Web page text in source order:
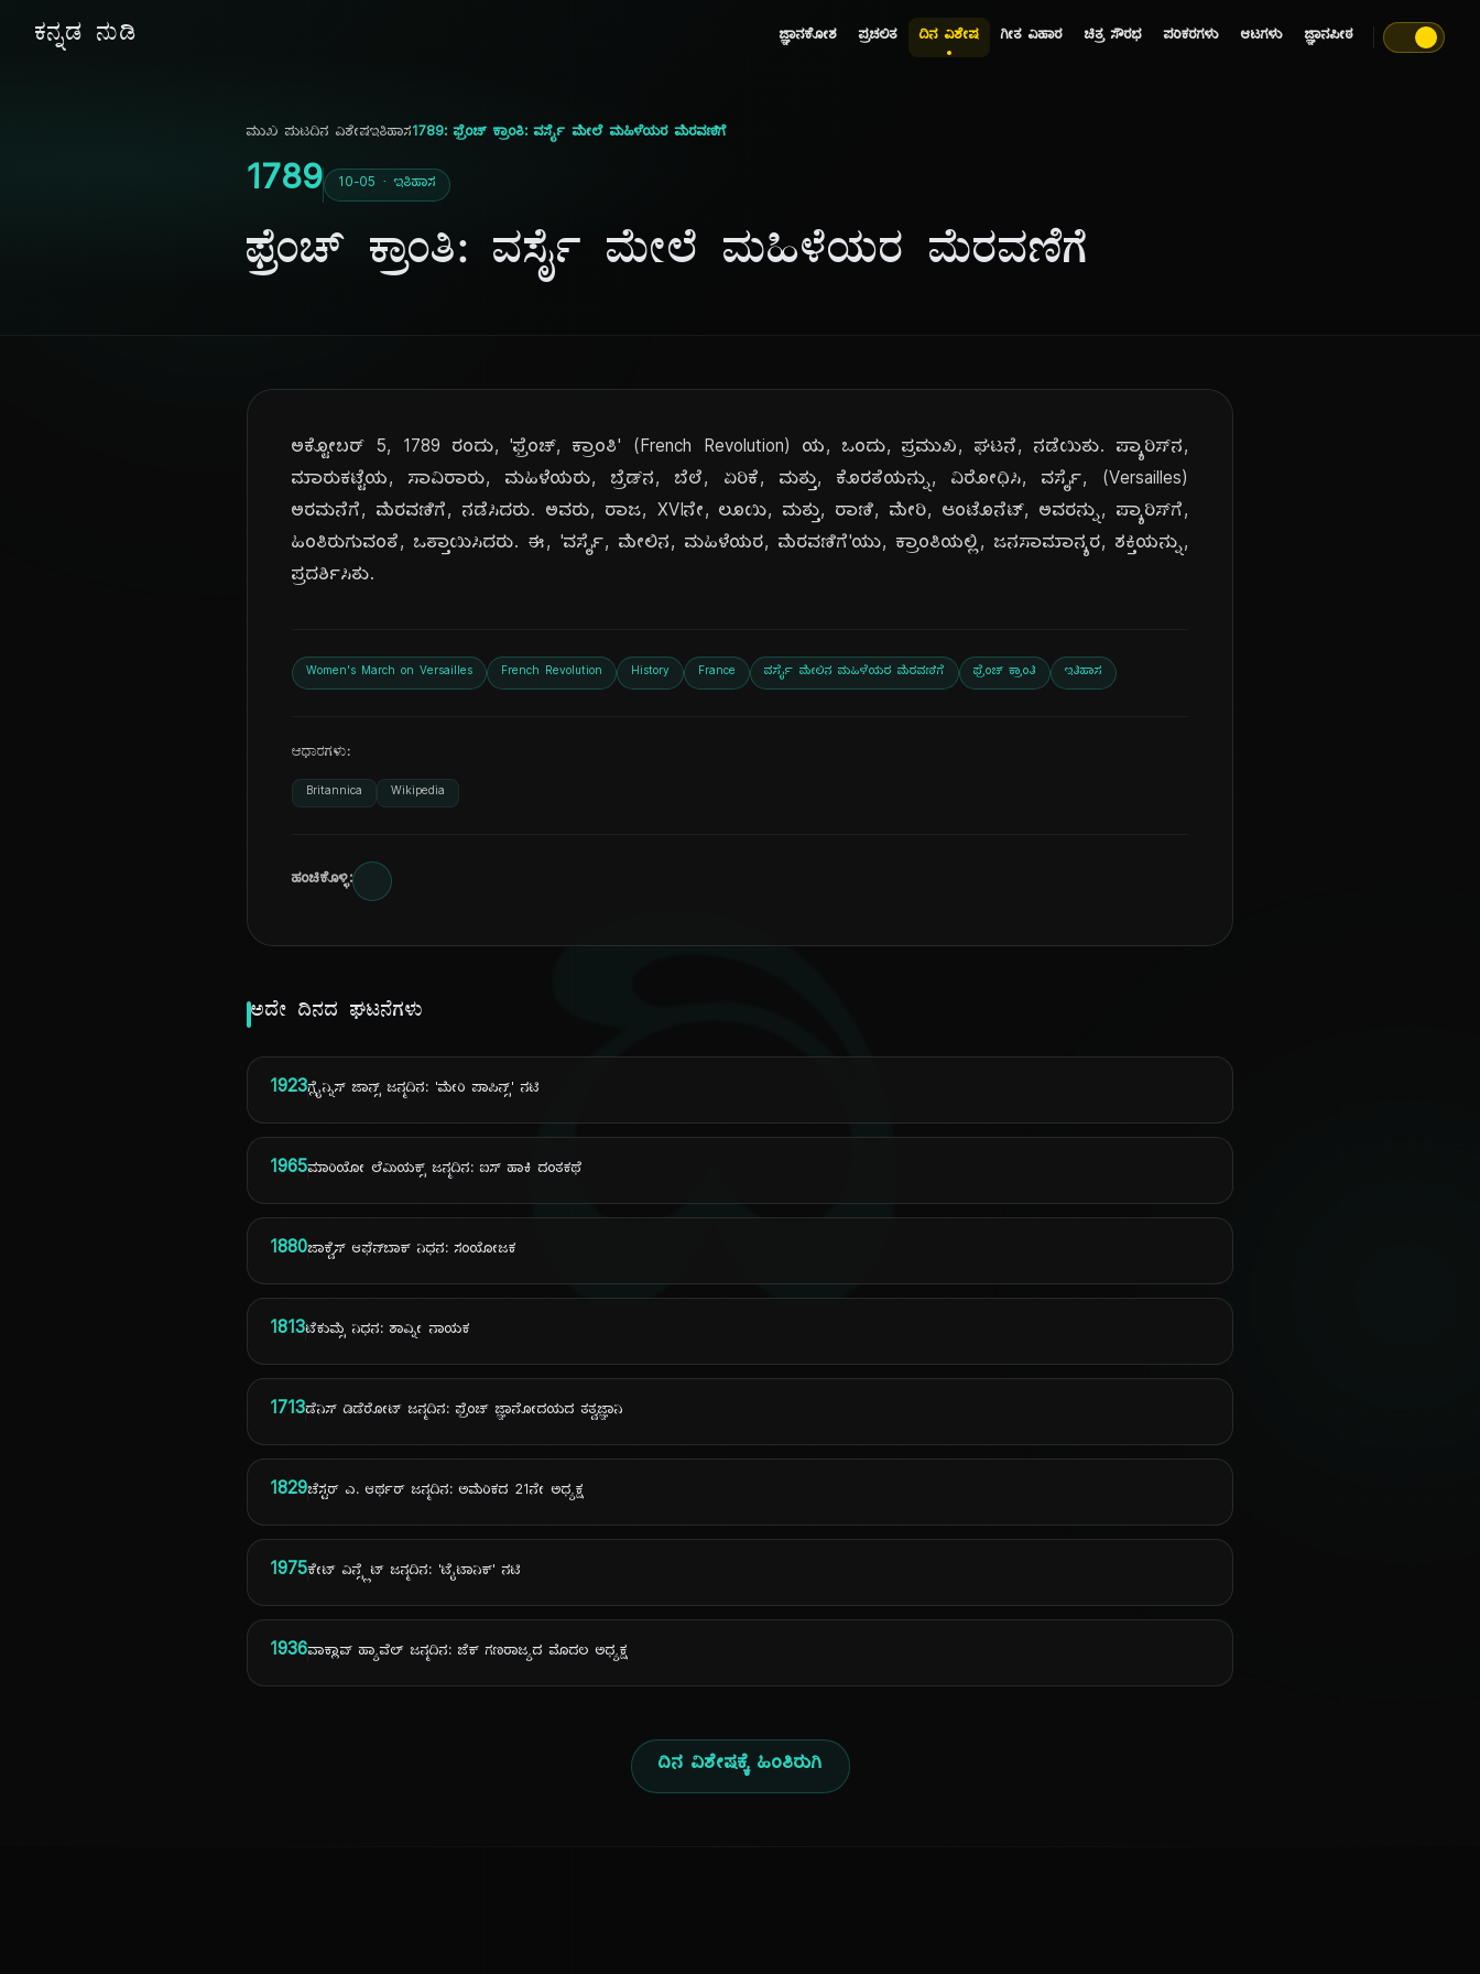
ಕನ್ನಡ ನುಡಿ ಜ್ಞಾನಕೋಶ ಪ್ರಚಲಿತ ದಿನ ವಿಶೇಷ ಗೀತ ವಿಹಾರ ಚಿತ್ರ ಸೌರಭ ಪರಿಕರಗಳು ಆಟಗಳು ಜ್ಞಾನಪೀಠ
ದಿ
ಮುಖ ಪುಟದಿನ ವಿಶೇಷಇತಿಹಾಸ1789: ಫ್ರೆಂಚ್ ಕ್ರಾಂತಿ: ವರ್ಸೈ ಮೇಲೆ ಮಹಿಳೆಯರ ಮೆರವಣಿಗೆ
1789 10-05 · ಇತಿಹಾಸ
ಫ್ರೆಂಚ್ ಕ್ರಾಂತಿ: ವರ್ಸೈ ಮೇಲೆ ಮಹಿಳೆಯರ ಮೆರವಣಿಗೆ
ಅಕ್ಟೋಬರ್ 5, 1789 ರಂದು, 'ಫ್ರೆಂಚ್, ಕ್ರಾಂತಿ' (French Revolution) ಯ, ಒಂದು, ಪ್ರಮುಖ, ಘಟನೆ, ನಡೆಯಿತು. ಪ್ಯಾರಿಸ್‌ನ,
ಮಾರುಕಟ್ಟೆಯ, ಸಾವಿರಾರು, ಮಹಿಳೆಯರು, ಬ್ರೆಡ್‌ನ, ಬೆಲೆ, ಏರಿಕೆ, ಮತ್ತು, ಕೊರತೆಯನ್ನು, ವಿರೋಧಿಸಿ, ವರ್ಸೈ, (Versailles)
ಅರಮನೆಗೆ, ಮೆರವಣಿಗೆ, ನಡೆಸಿದರು. ಅವರು, ರಾಜ, XVIನೇ, ಲೂಯಿ, ಮತ್ತು, ರಾಣಿ, ಮೇರಿ, ಆಂಟೊನೆಟ್, ಅವರನ್ನು, ಪ್ಯಾರಿಸ್‌ಗೆ,
ಹಿಂತಿರುಗುವಂತೆ, ಒತ್ತಾಯಿಸಿದರು. ಈ, 'ವರ್ಸೈ, ಮೇಲಿನ, ಮಹಿಳೆಯರ, ಮೆರವಣಿಗೆ'ಯು, ಕ್ರಾಂತಿಯಲ್ಲಿ, ಜನಸಾಮಾನ್ಯರ, ಶಕ್ತಿಯನ್ನು,
ಪ್ರದರ್ಶಿಸಿತು.
Women's March on Versailles French Revolution History France ವರ್ಸೈ ಮೇಲಿನ ಮಹಿಳೆಯರ ಮೆರವಣಿಗೆ ಫ್ರೆಂಚ್ ಕ್ರಾಂತಿ ಇತಿಹಾಸ
ಆಧಾರಗಳು:
Britannica Wikipedia
ಹಂಚಿಕೊಳ್ಳಿ:
ಅದೇ ದಿನದ ಘಟನೆಗಳು
1923ಗ್ಲೈನ್ನಿಸ್ ಜಾನ್ಸ್ ಜನ್ಮದಿನ: 'ಮೇರಿ ಪಾಪಿನ್ಸ್' ನಟಿ
1965ಮಾರಿಯೋ ಲೆಮಿಯಕ್ಸ್ ಜನ್ಮದಿನ: ಐಸ್ ಹಾಕಿ ದಂತಕಥೆ
1880ಜಾಕ್ವೆಸ್ ಆಫೆನ್‌ಬಾಕ್ ನಿಧನ: ಸಂಯೋಜಕ
1813ಟೆಕುಮ್ಸೆ ನಿಧನ: ಶಾವ್ನೀ ನಾಯಕ
1713ಡೆನಿಸ್ ಡಿಡೆರೋಟ್ ಜನ್ಮದಿನ: ಫ್ರೆಂಚ್ ಜ್ಞಾನೋದಯದ ತತ್ವಜ್ಞಾನಿ
1829ಚೆಸ್ಟರ್ ಎ. ಆರ್ಥರ್ ಜನ್ಮದಿನ: ಅಮೆರಿಕದ 21ನೇ ಅಧ್ಯಕ್ಷ
1975ಕೇಟ್ ವಿನ್ಸ್ಲೆಟ್ ಜನ್ಮದಿನ: 'ಟೈಟಾನಿಕ್' ನಟಿ
1936ವಾಕ್ಲಾವ್ ಹ್ಯಾವೆಲ್ ಜನ್ಮದಿನ: ಜೆಕ್ ಗಣರಾಜ್ಯದ ಮೊದಲ ಅಧ್ಯಕ್ಷ
ದಿನ ವಿಶೇಷಕ್ಕೆ ಹಿಂತಿರುಗಿ